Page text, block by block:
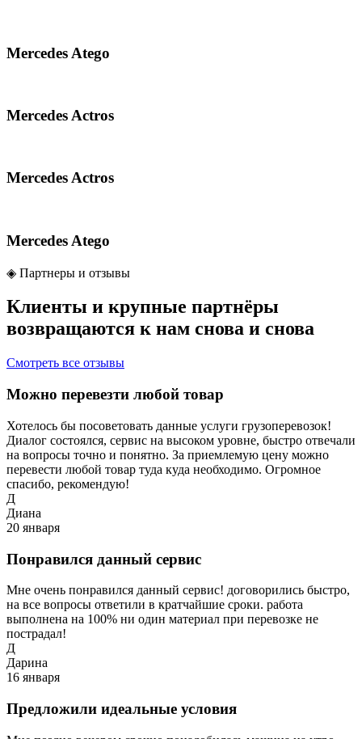
Mercedes Atego
Mercedes Actros
Mercedes Actros
Mercedes Atego
◈ Партнеры и отзывы
Клиенты и крупные партнёры
возвращаются к нам снова и снова
Смотреть все отзывы
Можно перевезти любой товар
Хотелось бы посоветовать данные услуги грузоперевозок!
Диалог состоялся, сервис на высоком уровне, быстро отвечали
на вопросы точно и понятно. За приемлемую цену можно
перевести любой товар туда куда необходимо. Огромное
спасибо, рекомендую!
Д
Диана
20 января
Понравился данный сервис
Мне очень понравился данный сервис! договорились быстро,
на все вопросы ответили в кратчайшие сроки. работа
выполнена на 100% ни один материал при перевозке не
пострадал!
Д
Дарина
16 января
Предложили идеальные условия